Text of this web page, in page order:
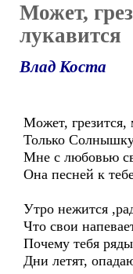
Может,
лукавится
Влад Коста
Может, грезится,
Только
Мне с любовью
Она песней к
Утро нежится
Что свои
Почему тебя
Дни летят,